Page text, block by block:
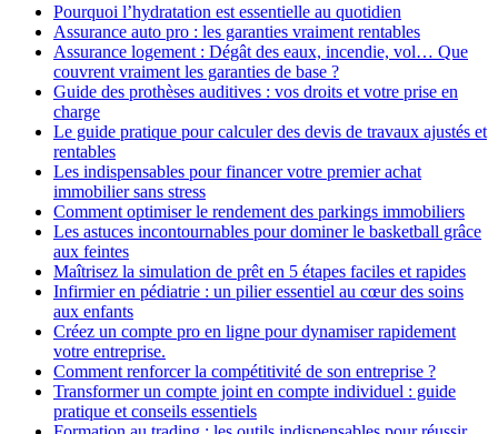
Pourquoi l’hydratation est essentielle au quotidien
Assurance auto pro : les garanties vraiment rentables
Assurance logement : Dégât des eaux, incendie, vol… Que
couvrent vraiment les garanties de base ?
Guide des prothèses auditives : vos droits et votre prise en
charge
Le guide pratique pour calculer des devis de travaux ajustés et
rentables
Les indispensables pour financer votre premier achat
immobilier sans stress
Comment optimiser le rendement des parkings immobiliers
Les astuces incontournables pour dominer le basketball grâce
aux feintes
Maîtrisez la simulation de prêt en 5 étapes faciles et rapides
Infirmier en pédiatrie : un pilier essentiel au cœur des soins
aux enfants
Créez un compte pro en ligne pour dynamiser rapidement
votre entreprise.
Comment renforcer la compétitivité de son entreprise ?
Transformer un compte joint en compte individuel : guide
pratique et conseils essentiels